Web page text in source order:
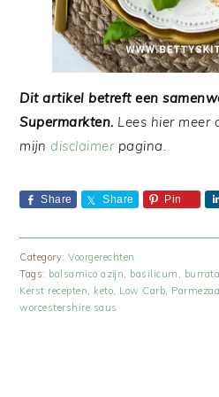
Dit artikel betreft een
Supermarkten. Lees hier meer
mijndisclaimerpagina.
Share Share Pin
Category:Voorgerechten
Tags: balsamico azijn, basilicum , burrata
Kerst recepten, keto, Low Carb,
worcestershire saus